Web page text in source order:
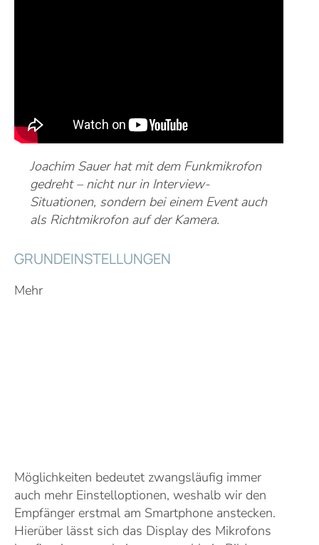
Joachim Sauer hat mit dem Funkmikrofon
gedreht – nicht nur in Interview-
Situationen, sondern bei einem Event auch
als Richtmikrofon auf der Kamera.
GRUNDEINSTELLUNGEN
Mehr
Möglichkeiten bedeutet zwangsläufig immer
auch mehr Einstelloptionen, weshalb wir den
Empfänger erstmal am Smartphone anstecken.
Hierüber lässt sich das Display des Mikrofons